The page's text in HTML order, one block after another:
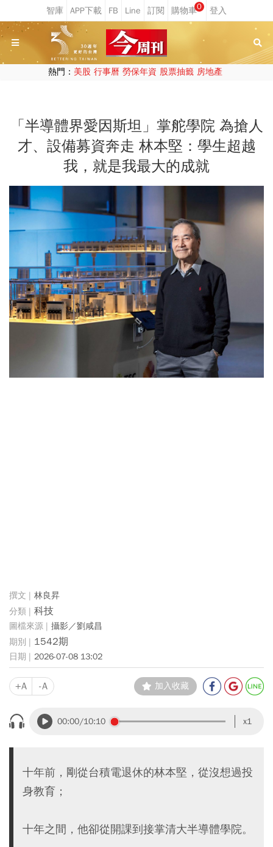
0
熱門： 美股 行事曆 勞保年資 股票抽籤 房地產
「半導體界愛因斯坦」掌舵學院 為搶人
才、設備募資奔走 林本堅：學生超越
我，就是我最大的成就
林良昇
科技
攝影／劉咸昌
1542期
2026-07-08 13:02
+A -A 加入收藏
00:00/10:10 x1
十年前，剛從台積電退休的林本堅，從沒想過投
身教育；
十年之間，他卻從開課到接掌清大半導體學院。